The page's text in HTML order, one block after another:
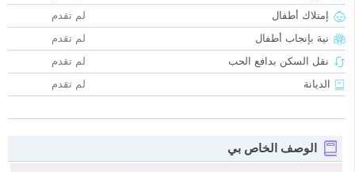
إمتلاك أطفال
لم تقدم
نية بإنجاب أطفال
لم تقدم
نقل السكن بدافع الحب
لم تقدم
الديانة
لم تقدم
الوصف الخاص بي